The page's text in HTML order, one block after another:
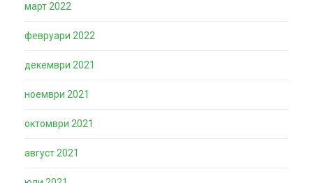
март 2022
февруари 2022
декември 2021
ноември 2021
октомври 2021
август 2021